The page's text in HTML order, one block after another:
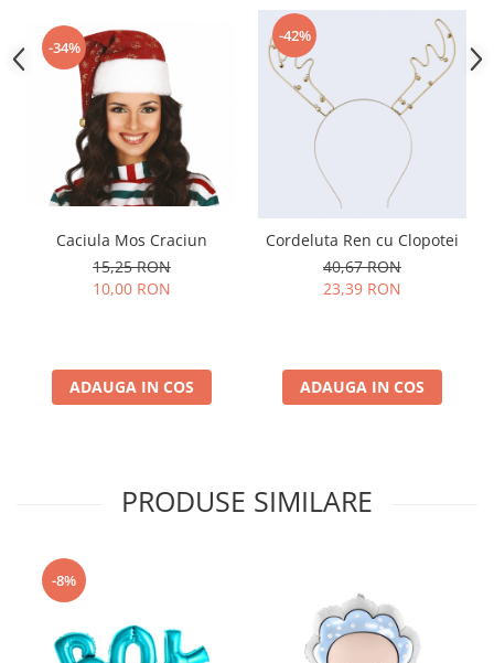
Paste
Petrecere 1 An
Petrecerea Burlacitelor
Petreceri Aniversare
Valentine's Day
-34%
Caciula Mos Craciun
15,25 RON
10,00 RON
ADAUGA IN COS
-42%
Cordeluta Ren cu Clopotei
40,67 RON
23,39 RON
ADAUGA IN COS
PRODUSE SIMILARE
-8%